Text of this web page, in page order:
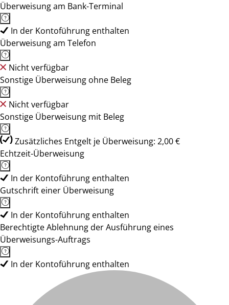
Überweisung am Bank-Terminal
In der Kontoführung enthalten
Überweisung am Telefon
Nicht verfügbar
Sonstige Überweisung ohne Beleg
Nicht verfügbar
Sonstige Überweisung mit Beleg
Zusätzliches Entgelt je Überweisung: 2,00 €
Echtzeit-Überweisung
In der Kontoführung enthalten
Gutschrift einer Überweisung
In der Kontoführung enthalten
Berechtigte Ablehnung der Ausführung eines
Überweisungs-Auftrags
In der Kontoführung enthalten